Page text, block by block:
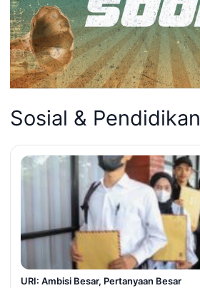
Sosial & Pendidikan
URI: Ambisi Besar, Pertanyaan Besar